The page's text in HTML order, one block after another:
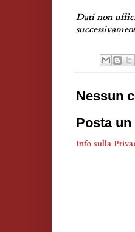
Dati non
Nessun
Posta
Info sulla